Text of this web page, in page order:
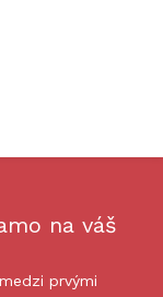
na váš
prvými